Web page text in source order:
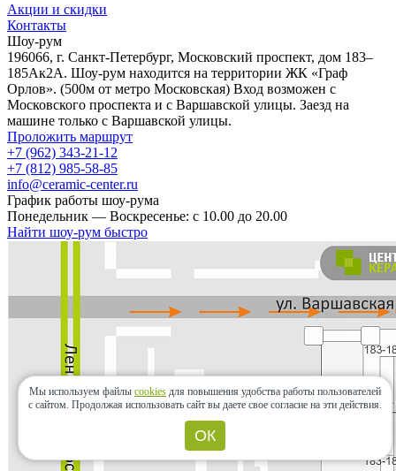
Акции и скидки
Контакты
Шоу-рум
196066, г. Санкт-Петербург, Московский проспект, дом 183–
185Ак2А. Шоу-рум находится на территории ЖК «Граф
Орлов». (500м от метро Московская) Вход возможен с
Московского проспекта и с Варшавской улицы. Заезд на
машине только с Варшавской улицы.
Проложить маршрут
+7 (962) 343-21-12
+7 (812) 985-58-85
info@ceramic-center.ru
График работы шоу-рума
Понедельник — Воскресенье: с 10.00 до 20.00
Найти шоу-рум быстро
Мы используем файлы cookies для повышения удобства работы пользователей
с сайтом. Продолжая использовать сайт вы даете свое согласие на эти действия.
ОК